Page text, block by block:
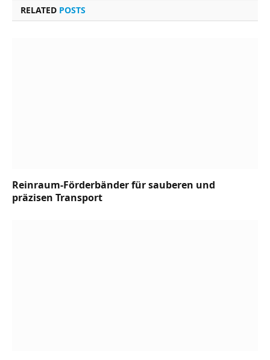
RELATED POSTS
Reinraum-Förderbänder für sauberen und
präzisen Transport